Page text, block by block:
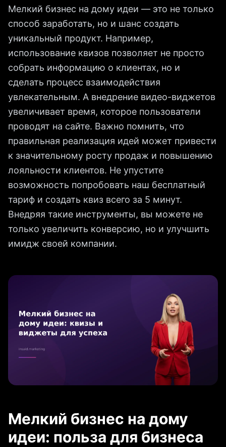
Мелкий бизнес на дому идеи — это не только
способ заработать, но и шанс создать
уникальный продукт. Например,
использование квизов позволяет не просто
собрать информацию о клиентах, но и
сделать процесс взаимодействия
увлекательным. А внедрение видео-виджетов
увеличивает время, которое пользователи
проводят на сайте. Важно помнить, что
правильная реализация идей может привести
к значительному росту продаж и повышению
лояльности клиентов. Не упустите
возможность попробовать наш бесплатный
тариф и создать квиз всего за 5 минут.
Внедряя такие инструменты, вы можете не
только увеличить конверсию, но и улучшить
имидж своей компании.
Мелкий бизнес на дому
идеи: польза для бизнеса